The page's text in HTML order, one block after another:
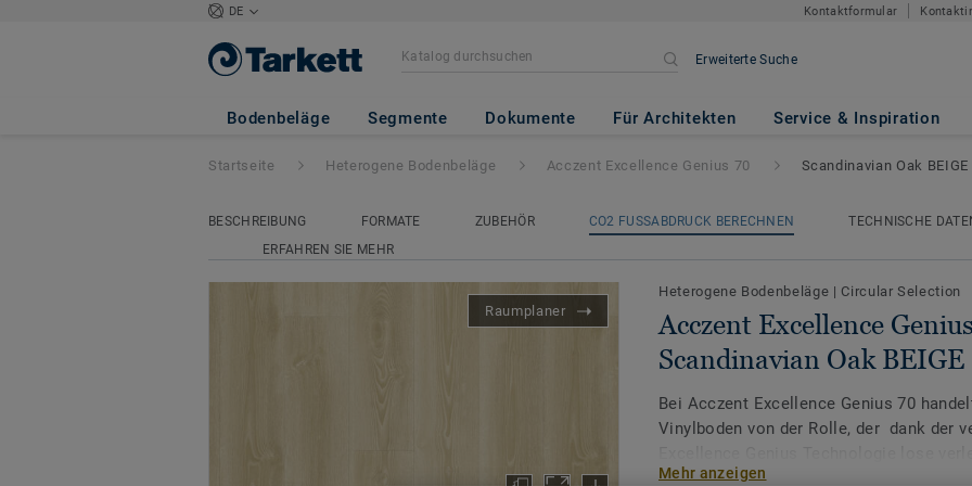
DE Kontaktformular
Erweiterte Suche
Bodenbeläge Segmente Dokumente Für Architekten Service & Inspiration
Acczent Excellence Genius 70 - Scandinavian
Startseite Heterogene Bodenbeläge Acczent Excellence Genius 70 Scandinavian Oak BEIGE
BESCHREIBUNG FORMATE ZUBEHÖR CO2 FUSSABDRUCK BERECHNEN
TECHNISCHE
ERFAHREN SIE MEHR
Raumplaner
Heterogene Bodenbeläge | Circular Selection
Acczent Excellence
Scandinavian Oak BEIGE
Bei Acczent Excellence Genius 70
Vinylboden von der Rolle, der dank der
Bodenbelag für Neubau oder
Mehr anzeigen